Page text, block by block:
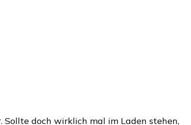
doch wirklich mal im Laden stehen,